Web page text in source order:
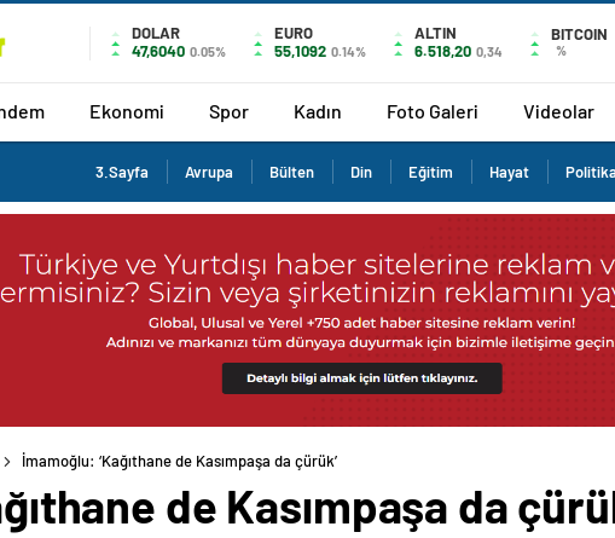
DOLAR
47,6040 0.05%
EURO
55,1092 0.14%
ALTIN
6.518,20 0,34
BITCOIN
%
Ekonomi Spor Kadın Foto Galeri Videolar
3.Sayfa Avrupa Bülten Din Eğitim Hayat Politika
İmamoğlu: ‘Kağıthane de Kasımpaşa da çürük’
de Kasımpaşa da